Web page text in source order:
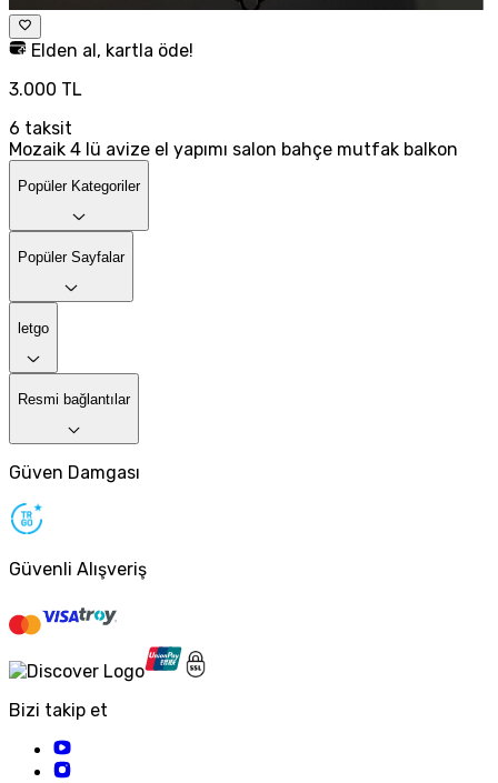
Elden al, kartla öde!
3.000 TL
6 taksit
Mozaik 4 lü avize el yapımı salon bahçe mutfak balkon
Popüler Kategoriler
Popüler Sayfalar
letgo
Resmi bağlantılar
Güven Damgası
Güvenli Alışveriş
Bizi takip et